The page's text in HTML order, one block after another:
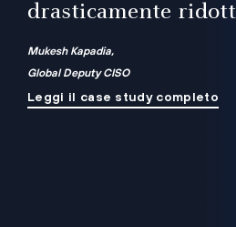
drasticamente
Mukesh Kapadia,
Global Deputy CISO
Leggi il case study completo